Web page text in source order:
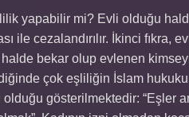
yapabilir mi? Evli olduğu
ile cezalandırılır. İkinci fıkra,
bekar olup evlenen
çok eşliliğin İslam
olduğu gösterilmektedir: “Eşler